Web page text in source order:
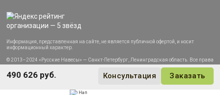
490 626 руб. Консультация Заказать
Информация, представленная на сайте, не является публичной офертой, и носит
информационный характер.
© 2013–2024 «Русские Навесы» — Санкт-Петербург, Ленинградская область. Все права
защищены.